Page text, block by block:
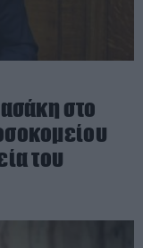
στο
του